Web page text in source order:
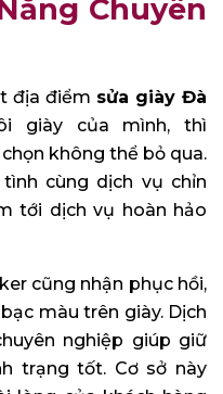
Chuyên
địa điểm sửa giày Đà
giày của mình, thì
không thể bỏ qua.
cùng dịch vụ chỉn
tới dịch vụ hoàn hảo
cũng nhận phục hồi,
màu trên giày. Dịch
nghiệp giúp giữ
trạng tốt. Cơ sở này